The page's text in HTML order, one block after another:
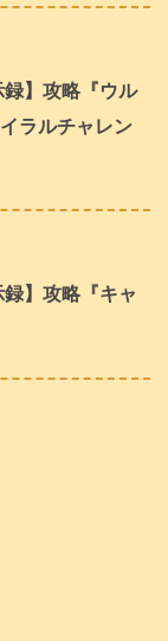
録】攻略『ウル
ラルチャレン
録】攻略『キャ